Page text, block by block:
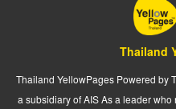
Thailand
Thailand YellowPages Powered by
a subsidiary of AIS As a leader